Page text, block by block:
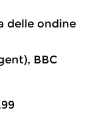
delle ondine
BBC